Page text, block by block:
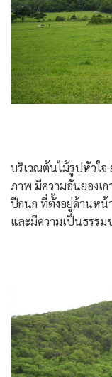
บริเวณต้นไม้รูปหัวใจ
ภาพ มีความอันยองเ
ปีกนก ที่ตั้งอยู่ด้านหน้
และมีความเป็นธรรม